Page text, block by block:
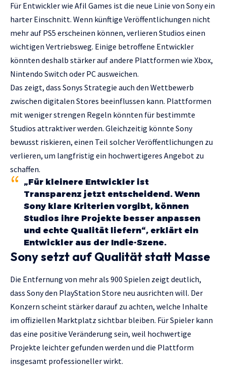
Für Entwickler wie Afil Games ist die neue Linie von Sony ein
harter Einschnitt. Wenn künftige Veröffentlichungen nicht
mehr auf PS5 erscheinen können, verlieren Studios einen
wichtigen Vertriebsweg. Einige betroffene Entwickler
könnten deshalb stärker auf andere Plattformen wie Xbox,
Nintendo Switch oder PC ausweichen.
Das zeigt, dass Sonys Strategie auch den Wettbewerb
zwischen digitalen Stores beeinflussen kann. Plattformen
mit weniger strengen Regeln könnten für bestimmte
Studios attraktiver werden. Gleichzeitig könnte Sony
bewusst riskieren, einen Teil solcher Veröffentlichungen zu
verlieren, um langfristig ein hochwertigeres Angebot zu
schaffen.
„Für kleinere Entwickler ist
Transparenz jetzt entscheidend. Wenn
Sony klare Kriterien vorgibt, können
Studios ihre Projekte besser anpassen
und echte Qualität liefern“, erklärt ein
Entwickler aus der Indie-Szene.
Sony setzt auf Qualität statt Masse
Die Entfernung von mehr als 900 Spielen zeigt deutlich,
dass Sony den PlayStation Store neu ausrichten will. Der
Konzern scheint stärker darauf zu achten, welche Inhalte
im offiziellen Marktplatz sichtbar bleiben. Für Spieler kann
das eine positive Veränderung sein, weil hochwertige
Projekte leichter gefunden werden und die Plattform
insgesamt professioneller wirkt.